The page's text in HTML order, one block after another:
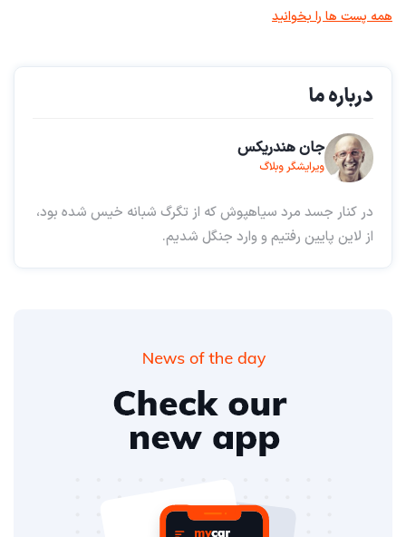
همه پست ها را بخوانید
درباره ما
جان هندریکس
ویرایشگر وبلاگ
در کنار جسد مرد سیاهپوش که از تگرگ شبانه خیس شده بود،
از لاین پایین رفتیم و وارد جنگل شدیم.